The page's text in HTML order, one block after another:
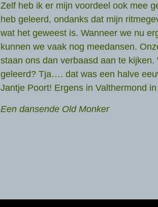
Zelf heb ik er mijn voordeel ook mee
heb geleerd, ondanks dat mijn
wat het geweest is. Wanneer we nu
kunnen we vaak nog meedansen.
staan ons dan verbaasd aan te kijken.
geleerd? Tja…. dat was een halve
Jantje Poort! Ergens in Valthermond
Een dansende Old Monker